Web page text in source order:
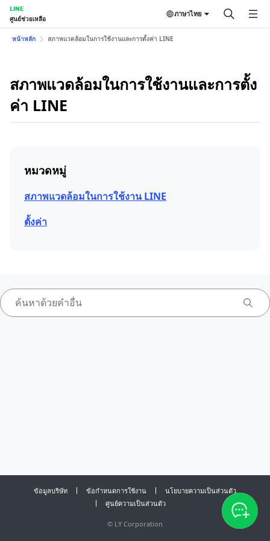
LINE
ศูนย์ช่วยเหลือ
ภาษาไทย
หน้าหลัก สภาพแวดล้อมในการใช้งานและการตั้งค่า LINE
สภาพแวดล้อมในการใช้งานและการตั้ง
ค่า LINE
หมวดหมู่
สภาพแวดล้อมในการใช้งาน LINE
ตั้งค่า
ข้อมูลบริษัท ข้อกำหนดการใช้งาน
นโยบายความเป็นส่วนตัว
ศูนย์ความเป็นส่วนตัว
© LY Corporation